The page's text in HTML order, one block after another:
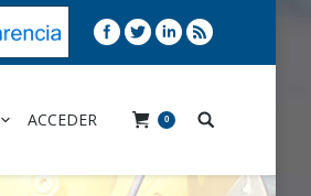
ACCEDER 0